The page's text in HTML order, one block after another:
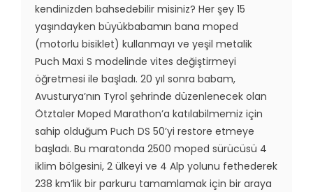
kendinizden bahsedebilir misiniz? Her şey 15
yaşındayken büyükbabamın bana moped
(motorlu bisiklet) kullanmayı ve yeşil metalik
Puch Maxi S modelinde vites değiştirmeyi
öğretmesi ile başladı. 20 yıl sonra babam,
Avusturya’nın Tyrol şehrinde düzenlenecek olan
Ötztaler Moped Marathon’a katılabilmemiz için
sahip olduğum Puch DS 50’yi restore etmeye
başladı. Bu maratonda 2500 moped sürücüsü 4
iklim bölgesini, 2 ülkeyi ve 4 Alp yolunu fethederek
238 km’lik bir parkuru tamamlamak için bir araya